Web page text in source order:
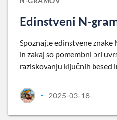
Edinstveni N-
Spoznajte edinstvene znake
in zakaj so pomembni pri
raziskovanju ključnih besed
• 2025-03-18